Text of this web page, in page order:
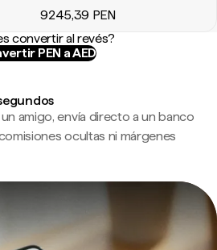
9245,39 PEN
convertir al revés?
PEN a AED
amigo, envía directo a un banco
ocultas ni márgenes